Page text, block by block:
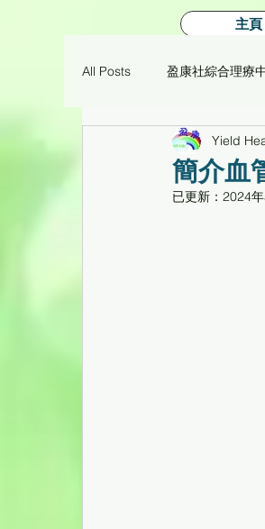
主頁
All Posts 盈康社綜合理療
痛症理療工作坊臨床個案
簡介血
Yield
已更新： 2024